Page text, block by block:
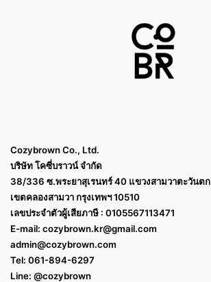
Cozybrown Co., Ltd.
บริษัท โคซี่บราวน์ จำกัด
38/336 ซ.พระยาสุเรนทร์ 40 แขวงสามวาตะวันตก
เขตคลองสามวา กรุงเทพฯ 10510
เลขประจำตัวผู้เสียภาษี : 0105567113471
E-mail: cozybrown.kr@gmail.com
admin@cozybrown.com
Tel: 061-894-6297
Line: @cozybrown